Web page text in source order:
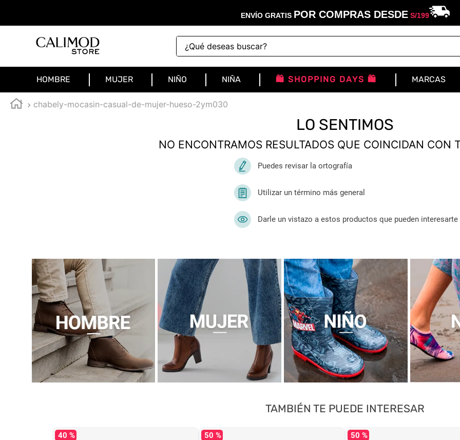
ENVÍO GRATIS POR COMPRAS DESDES/199
¿Qué deseas buscar?
HOMBRE MUJER NIÑO NIÑA 🛍️ SHOPPING DAYS 🛍️ MARCAS
chabely-mocasin-casual-de-mujer-hueso-2ym030
LO SENTIMOS
NO ENCONTRAMOS RESULTADOS QUE COINCIDAN CON
Puedes revisar la ortografía
Utilizar un término más general
Darle un vistazo a estos productos que pueden interesarte
TAMBIÉN TE PUEDE INTERESAR
40 % 50 % 50 %